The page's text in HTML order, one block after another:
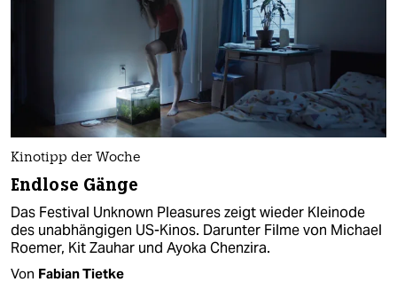
Kinotipp der Woche
Endlose Gänge
Das Festival Unknown Pleasures zeigt wieder Kleinode
des unabhängigen US-Kinos. Darunter Filme von Michael
Roemer, Kit Zauhar und Ayoka Chenzira.
Von Fabian Tietke